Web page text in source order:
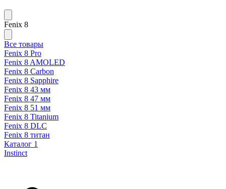
Fenix 8
Все товары
Fenix 8 Pro
Fenix 8 AMOLED
Fenix 8 Carbon
Fenix 8 Sapphire
Fenix 8 43 мм
Fenix 8 47 мм
Fenix 8 51 мм
Fenix 8 Titanium
Fenix 8 DLC
Fenix 8 титан
Каталог 1
Instinct